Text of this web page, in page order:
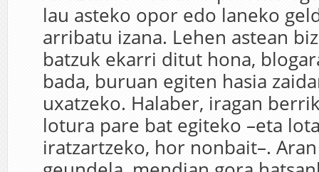
lau asteko opor edo laneko
arribatu izana. Lehen astean
batzuk ekarri ditut hona,
bada, buruan egiten hasia
uxatzeko. Halaber, iragan
lotura pare bat egiteko –eta
iratzartzeko, hor nonbait–.